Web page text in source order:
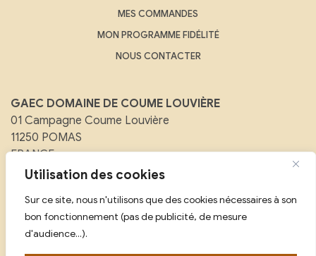
Utilisation des cookies
Sur ce site, nous n'utilisons que des cookies nécessaires à son
bon fonctionnement (pas de publicité, de mesure
d'audience...).
MES COMMANDES
MON PROGRAMME FIDÉLITÉ
NOUS CONTACTER
GAEC DOMAINE DE COUME LOUVIÈRE
01 Campagne Coume Louvière
11250 POMAS
FRANCE
Email : contact@domainedecoumelouviere.com
Tél :
07 88 08 25 59